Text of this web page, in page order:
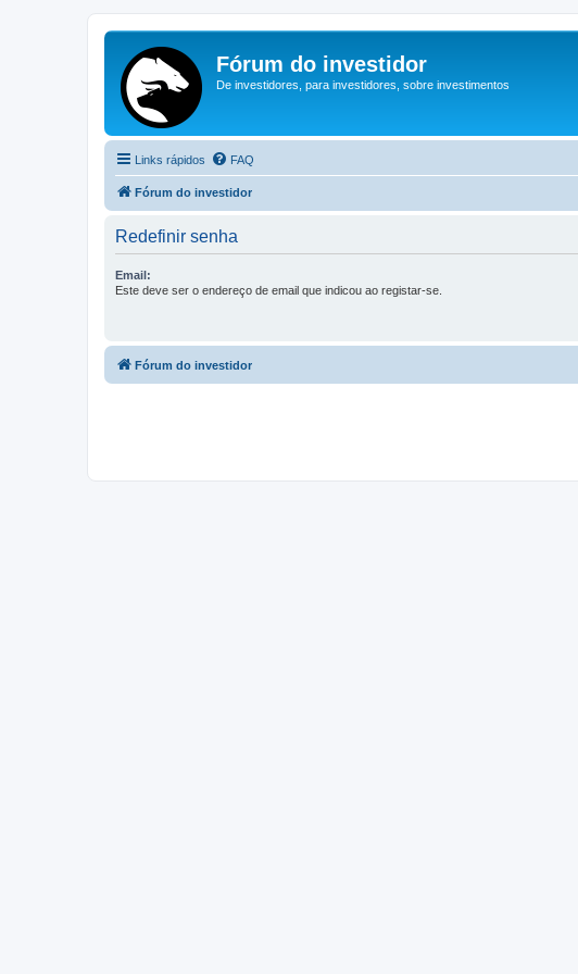
Fórum do investidor
De investidores, para investidores, sobre investimentos
Links rápidos FAQ
Fórum do investidor
Redefinir senha
Email:
Este deve ser o endereço de email que indicou ao registar-se.
Fórum do investidor